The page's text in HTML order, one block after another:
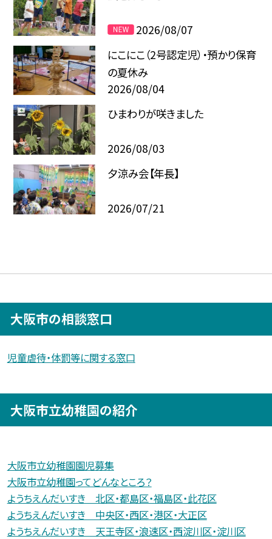
2026/08/07
にこにこ（2号認定児）・預かり保育
の夏休み
2026/08/04
ひまわりが咲きました
2026/08/03
夕涼み会【年長】
2026/07/21
大阪市の相談窓口
児童虐待・体罰等に関する窓口
大阪市立幼稚園の紹介
大阪市立幼稚園園児募集
大阪市立幼稚園ってどんなところ？
ようちえんだいすき 北区・都島区・福島区・此花区
ようちえんだいすき 中央区・西区・港区・大正区
ようちえんだいすき 天王寺区・浪速区・西淀川区・淀川区